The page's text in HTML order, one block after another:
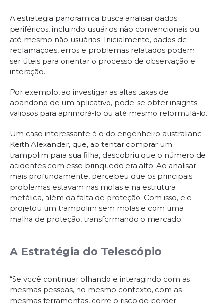
A estratégia panorâmica busca analisar dados
periféricos, incluindo usuários não convencionais ou
até mesmo não usuários. Inicialmente, dados de
reclamações, erros e problemas relatados podem
ser úteis para orientar o processo de observação e
interação.
Por exemplo, ao investigar as altas taxas de
abandono de um aplicativo, pode-se obter insights
valiosos para aprimorá-lo ou até mesmo reformulá-lo.
Um caso interessante é o do engenheiro australiano
Keith Alexander, que, ao tentar comprar um
trampolim para sua filha, descobriu que o número de
acidentes com esse brinquedo era alto. Ao analisar
mais profundamente, percebeu que os principais
problemas estavam nas molas e na estrutura
metálica, além da falta de proteção. Com isso, ele
projetou um trampolim sem molas e com uma
malha de proteção, transformando o mercado.
A Estratégia do Telescópio
“Se você continuar olhando e interagindo com as
mesmas pessoas, no mesmo contexto, com as
mesmas ferramentas, corre o risco de perder